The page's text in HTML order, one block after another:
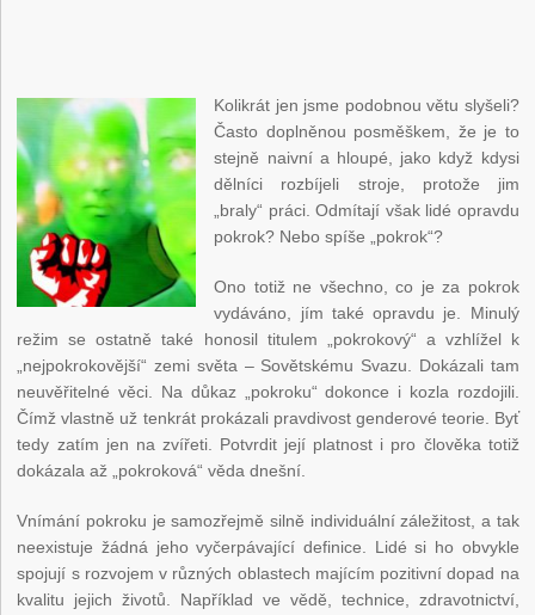
Kolikrát jen jsme podobnou větu slyšeli?
Často doplněnou posměškem, že je to
stejně naivní a hloupé, jako když kdysi
dělníci rozbíjeli stroje, protože jim
„braly“ práci. Odmítají však lidé opravdu
pokrok? Nebo spíše „pokrok“?
Ono totiž ne všechno, co je za pokrok
vydáváno, jím také opravdu je. Minulý
režim se ostatně také honosil titulem „pokrokový“ a vzhlížel k
„nejpokrokovější“ zemi světa – Sovětskému Svazu. Dokázali tam
neuvěřitelné věci. Na důkaz „pokroku“ dokonce i kozla rozdojili.
Čímž vlastně už tenkrát prokázali pravdivost genderové teorie. Byť
tedy zatím jen na zvířeti. Potvrdit její platnost i pro člověka totiž
dokázala až „pokroková“ věda dnešní.
Vnímání pokroku je samozřejmě silně individuální záležitost, a tak
neexistuje žádná jeho vyčerpávající definice. Lidé si ho obvykle
spojují s rozvojem v různých oblastech majícím pozitivní dopad na
kvalitu jejich životů. Například ve vědě, technice, zdravotnictví,